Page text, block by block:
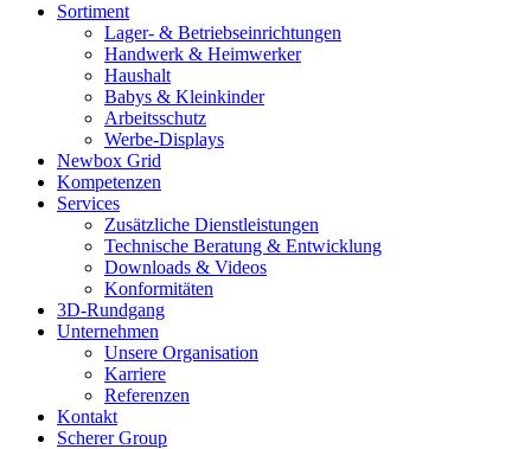
Sortiment
Lager- & Betriebs­einrichtungen
Handwerk & Heimwerker
Haushalt
Babys & Kleinkinder
Arbeitsschutz
Werbe-Displays
Newbox Grid
Kompetenzen
Services
Zusätzliche Dienstleistungen
Technische Beratung & Entwicklung
Downloads & Videos
Konformitäten
3D-Rundgang
Unternehmen
Unsere Organisation
Karriere
Referenzen
Kontakt
Scherer Group